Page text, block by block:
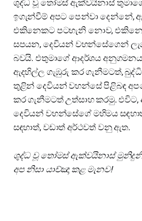
ශුද්ධ වූ තෝමස් ඇක්වයිනාස්
ඉගැන්වීම් අපට පෙන්වා දෙන්නේ,
එකිනෙකට පටහැනි නොව,
සපයන, දෙවියන් වහන්සේගෙන්
බවයි. එතුමාගේ ආදර්ශය
ඇදහිල්ල ගැඹුරු කර ගැනීමටත්,
තුළින් දෙවියන් වහන්සේ පිළිබඳ
කර ගැනීමටත් උත්සාහ කරමු. එවිට,
දෙවියන් වහන්සේගේ මහිමය
සඳහාත්, වඩාත් අර්ථවත් වනු ඇත.
ශුද්ධ වූ තෝමස් ඇක්වයිනාස්
අප නිසා යාච්ඤා කළ මැනව!